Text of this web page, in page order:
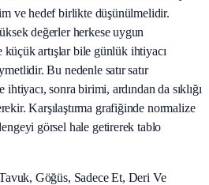
ve hedef birlikte düşünülmelidir.
değerler herkese uygun
küçük artışlar bile günlük ihtiyacı
Bu nedenle satır satır
sonra birimi, ardından da sıklığı
Karşılaştırma grafiğinde normalize
görsel hale getirerek tablo
Göğüs, Sadece Et, Deri Ve